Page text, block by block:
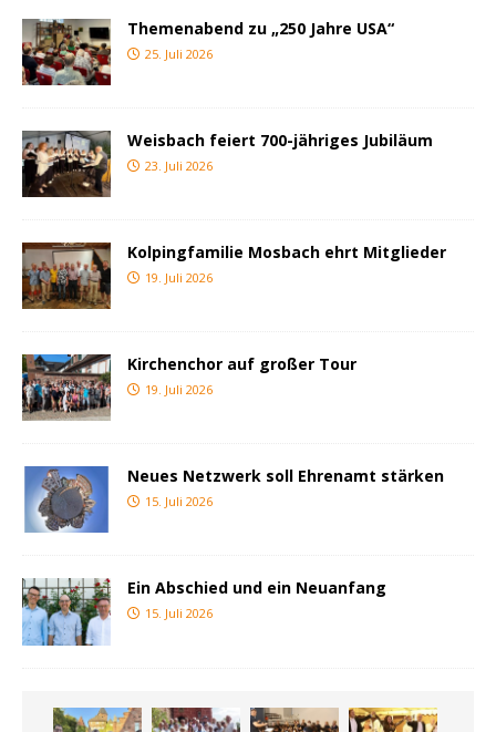
Themenabend zu „250 Jahre USA“
25. Juli 2026
Weisbach feiert 700-jähriges Jubiläum
23. Juli 2026
Kolpingfamilie Mosbach ehrt Mitglieder
19. Juli 2026
Kirchenchor auf großer Tour
19. Juli 2026
Neues Netzwerk soll Ehrenamt stärken
15. Juli 2026
Ein Abschied und ein Neuanfang
15. Juli 2026